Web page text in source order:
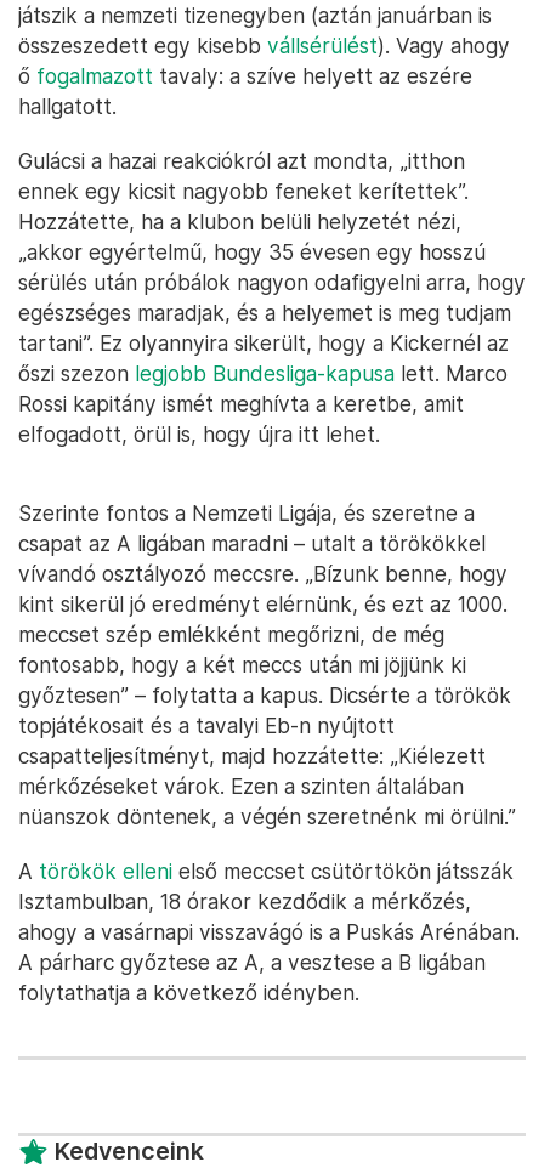
játszik a nemzeti tizenegyben (aztán januárban is
összeszedett egy kisebb vállsérülést). Vagy ahogy
ő fogalmazott tavaly: a szíve helyett az eszére
hallgatott.
Gulácsi a hazai reakciókról azt mondta, „itthon
ennek egy kicsit nagyobb feneket kerítettek”.
Hozzátette, ha a klubon belüli helyzetét nézi,
„akkor egyértelmű, hogy 35 évesen egy hosszú
sérülés után próbálok nagyon odafigyelni arra, hogy
egészséges maradjak, és a helyemet is meg tudjam
tartani”. Ez olyannyira sikerült, hogy a Kickernél az
őszi szezon legjobb Bundesliga-kapusa lett. Marco
Rossi kapitány ismét meghívta a keretbe, amit
elfogadott, örül is, hogy újra itt lehet.
Szerinte fontos a Nemzeti Ligája, és szeretne a
csapat az A ligában maradni – utalt a törökökkel
vívandó osztályozó meccsre. „Bízunk benne, hogy
kint sikerül jó eredményt elérnünk, és ezt az 1000.
meccset szép emlékként megőrizni, de még
fontosabb, hogy a két meccs után mi jöjjünk ki
győztesen” – folytatta a kapus. Dicsérte a törökök
topjátékosait és a tavalyi Eb-n nyújtott
csapatteljesítményt, majd hozzátette: „Kiélezett
mérkőzéseket várok. Ezen a szinten általában
nüanszok döntenek, a végén szeretnénk mi örülni.”
A törökök elleni első meccset csütörtökön játsszák
Isztambulban, 18 órakor kezdődik a mérkőzés,
ahogy a vasárnapi visszavágó is a Puskás Arénában.
A párharc győztese az A, a vesztese a B ligában
folytathatja a következő idényben.
Kedvenceink